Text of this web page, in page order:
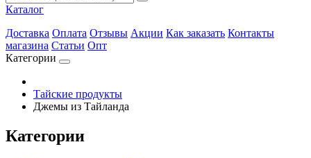
Каталог
Доставка Оплата Отзывы Акции Как заказать Контакты
магазина Статьи Опт
Категории
Тайские продукты
Джемы из Тайланда
Категории